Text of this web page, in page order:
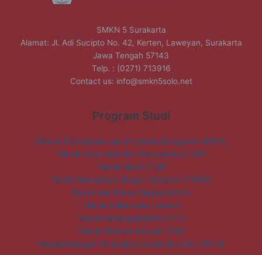
SMKN 5 Surakarta
Alamat: Jl. Adi Sucipto No. 42, Kerten, Laweyan, Surakarta
Jawa Tengah 57143
Telp. : (0271) 713916
Contact us: info@smkn5solo.net
Program Studi
Desain Pemodelan dan Informasi Bangunan (DPIB)
Teknik Konstruksi dan Perumahan (TKP)
Teknik Mesin (TM)
Teknik Kendaraan Ringan Otomotif (TKRO)
Teknik dan Bisnis Sepeda Motor
Teknik Elektronika Industri
Teknik Ketenagalistrikan (TK)
Teknik Otomasi Industri (TOI)
Pengembangan Perangkat Lunak dan Gim (PPLG)